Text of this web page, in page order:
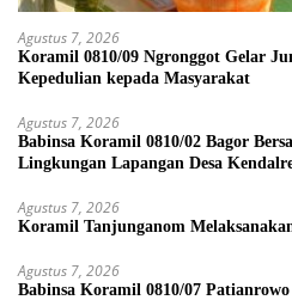
Agustus 7, 2026
Koramil 0810/09 Ngronggot Gelar
Kepedulian kepada Masyarakat
Agustus 7, 2026
Babinsa Koramil 0810/02 Bagor
Lingkungan Lapangan Desa
Agustus 7, 2026
Koramil Tanjunganom
Agustus 7, 2026
Babinsa Koramil 0810/07